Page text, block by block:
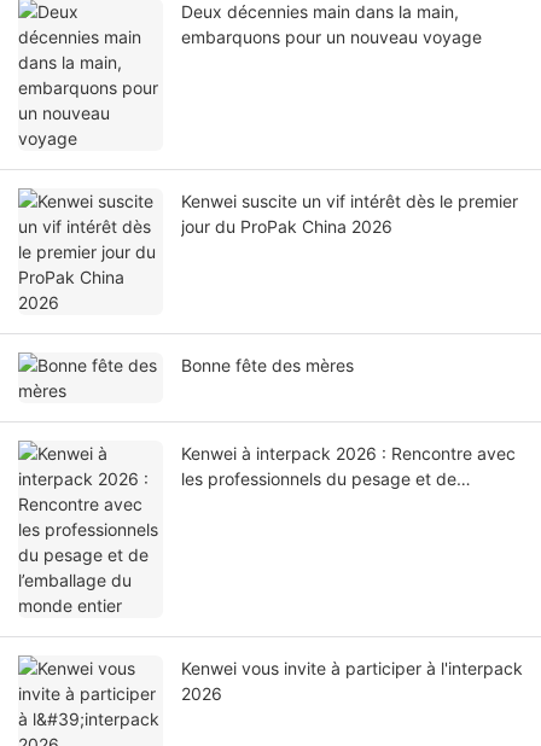
Deux décennies main dans la main,
embarquons pour un nouveau voyage
Kenwei suscite un vif intérêt dès le premier
jour du ProPak China 2026
Bonne fête des mères
Kenwei à interpack 2026 : Rencontre avec
les professionnels du pesage et de
Kenwei vous invite à participer à l'interpack
2026